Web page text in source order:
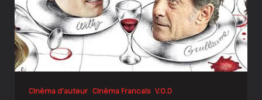
Cinéma d'auteur Cinéma Francais V.O.D